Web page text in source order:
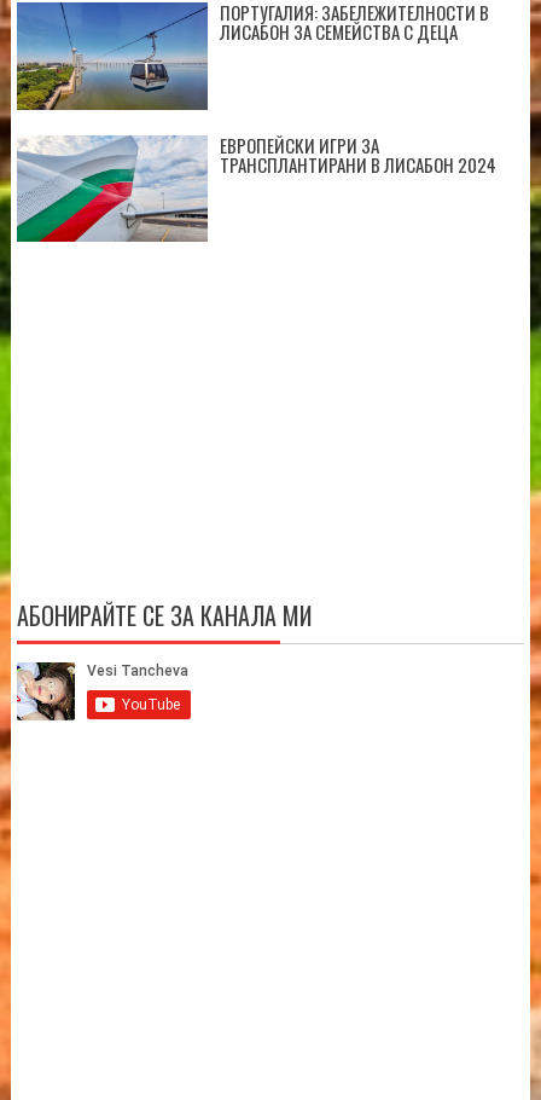
ПОРТУГАЛИЯ: ЗАБЕЛЕЖИТЕЛНОСТИ В
ЛИСАБОН ЗА СЕМЕЙСТВА С ДЕЦА
ЕВРОПЕЙСКИ ИГРИ ЗА
ТРАНСПЛАНТИРАНИ В ЛИСАБОН 2024
АБОНИРАЙТЕ СЕ ЗА КАНАЛА МИ